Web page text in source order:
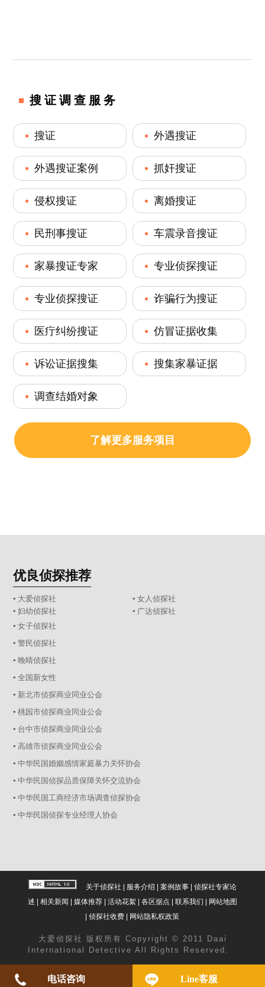
搜证调查服务
搜证 外遇搜证
外遇搜证案例 抓奸搜证
侵权搜证 离婚搜证
民刑事搜证 车震录音搜证
家暴搜证专家 专业侦探搜证
专业侦探搜证 诈骗行为搜证
医疔纠纷搜证 仿冒证据收集
诉讼证据搜集 搜集家暴证据
调查结婚对象
了解更多服务项目
优良侦探推荐
▪ 大爱侦探社
▪ 女人侦探社
▪ 妇幼侦探社
▪ 广达侦探社
▪ 女子侦探社
▪ 警民侦探社
▪ 晚晴侦探社
▪ 全国新女性
▪ 新北市侦探商业同业公会
▪ 桃园市侦探商业同业公会
▪ 台中市侦探商业同业公会
▪ 高雄市侦探商业同业公会
▪ 中华民国婚姻感情家庭暴力关怀协会
▪ 中华民国侦探品质保障关怀交流协会
▪ 中华民国工商经济市场调查侦探协会
▪ 中华民国侦探专业经理人协会
关于侦探社 | 服务介绍 | 案例故事| 侦探社专家论
述 | 相关新闻 | 媒体推荐| 活动花絮| 各区据点 | 联系我们 | 网站地图
|侦探社收费 | 网站隐私权政策
大爱 侦探社
版权所有 Copyright © 2011 Daai
International Detective All Rights Reserved.
电话咨询 Line客服